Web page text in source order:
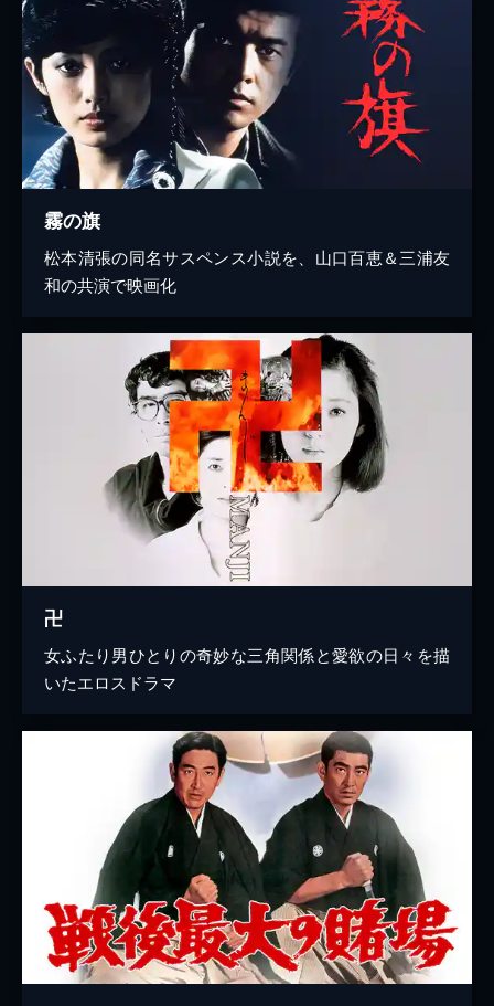
霧の旗
松本清張の同名サスペンス小説を、山口百恵＆三浦友
和の共演で映画化
卍
女ふたり男ひとりの奇妙な三角関係と愛欲の日々を描
いたエロスドラマ